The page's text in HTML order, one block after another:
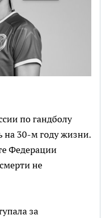
по гандболу
на 30-м году жизни.
Федерации
не
за